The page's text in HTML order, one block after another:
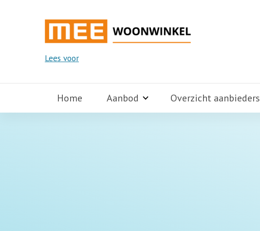
Lees voor
Home Aanbod Overzicht aanbieders